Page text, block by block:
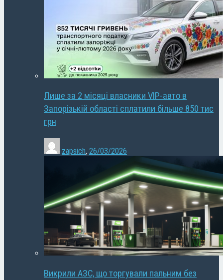
Лише за 2 місяці власники VIP-авто в
Запорізькій області сплатили більше 850 тис
грн
zapsich, 26/03/2026
Викрили АЗС, що торгували пальним без